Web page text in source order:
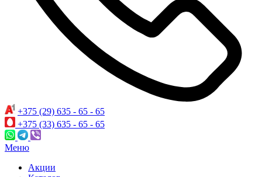
+375 (29) 635 - 65 - 65
+375 (33) 635 - 65 - 65
Меню
Акции